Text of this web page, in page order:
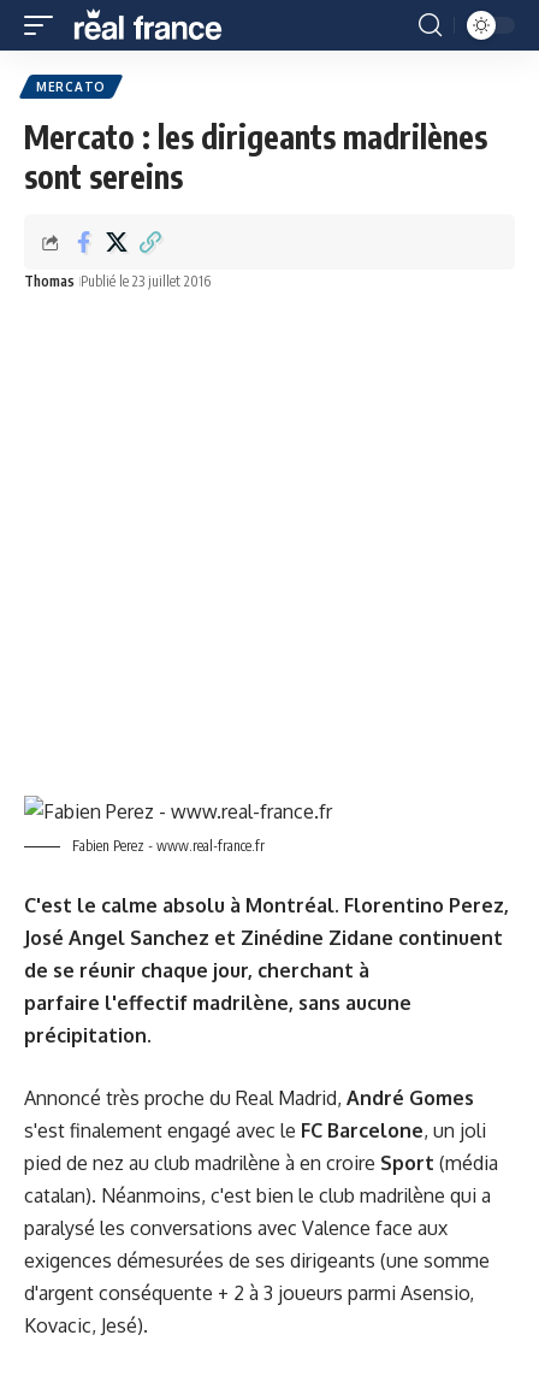
MERCATO
Mercato : les dirigeants madrilènes
sont sereins
Thomas Publié le 23 juillet 2016
Fabien Perez - www.real-france.fr
C'est le calme absolu à Montréal. Florentino Perez,
José Angel Sanchez et Zinédine Zidane continuent
de se réunir chaque jour, cherchant à
parfaire l'effectif madrilène, sans aucune
précipitation.
Annoncé très proche du Real Madrid, André Gomes
s'est finalement engagé avec le FC Barcelone, un joli
pied de nez au club madrilène à en croire Sport (média
catalan). Néanmoins, c'est bien le club madrilène qui a
paralysé les conversations avec Valence face aux
exigences démesurées de ses dirigeants (une somme
d'argent conséquente + 2 à 3 joueurs parmi Asensio,
Kovacic, Jesé).